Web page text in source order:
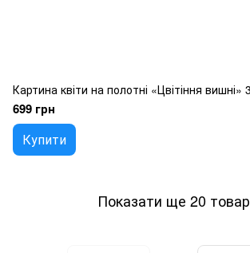
Картина квіти на полотні «Цвітіння вишні»
699 грн
Купити
Показати ще 20